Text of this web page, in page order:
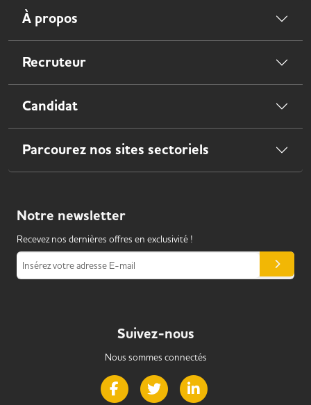
À propos
Recruteur
Candidat
Parcourez nos sites sectoriels
Notre newsletter
Recevez nos dernières offres en exclusivité !
Insérez votre adresse E-mail
Suivez-nous
Nous sommes connectés
Page Facebook de Handi Alternance
Page Twitter de Handi Alternance